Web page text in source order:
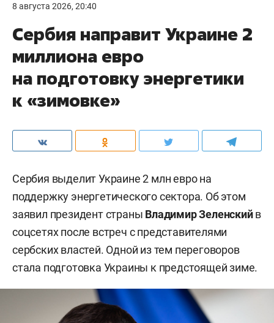
8 августа 2026, 20:40
Сербия направит Украине 2
миллиона евро
на подготовку энергетики
к «зимовке»
Сербия выделит Украине 2 млн евро на
поддержку энергетического сектора. Об этом
заявил президент страны Владимир Зеленскийв
соцсетях после встреч с представителями
сербских властей. Одной из тем переговоров
стала подготовка Украины к предстоящей зиме.